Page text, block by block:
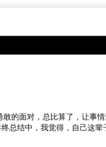
的面对，总比算了，让事
总结中，我觉得，自己这辈